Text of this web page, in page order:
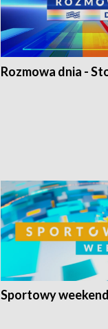
Rozmowa dnia -
Sportowy weekend